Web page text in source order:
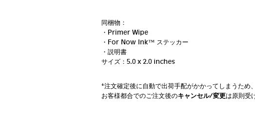
同梱物：
・Primer Wipe
・For Now Ink ™ ステッカー
・説明書
サイズ：5.0 x 2.0 inches
*注文確定後に自動で出荷手配がかかってしまうため、
お客様都合でのご注文後のキャンセル/変更は原則受